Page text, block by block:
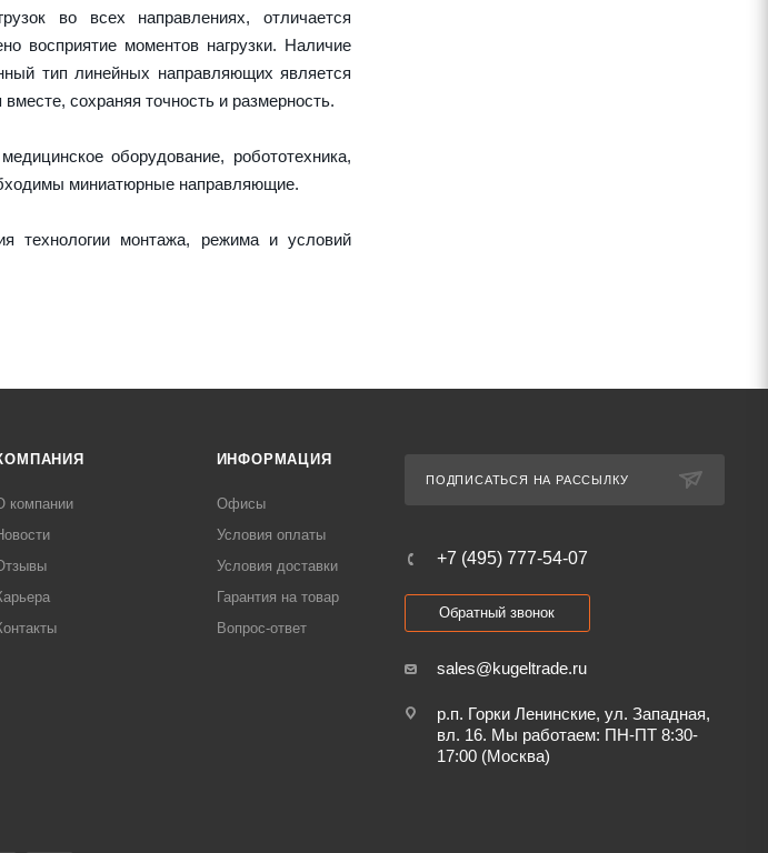
во всех направлениях, отличается
восприятие моментов нагрузки. Наличие
тип линейных направляющих является
сохраняя точность и размерность.
оборудование, робототехника,
миниатюрные направляющие.
технологии монтажа, режима и условий
компании
ИНФОРМАЦИЯ
Офисы
Условия оплаты
Условия доставки
Гарантия на товар
Вопрос-ответ
ПОДПИСАТЬСЯ НА РАССЫЛКУ
+7 (495) 777-54-07
Обратный звонок
sales@kugeltrade.ru
р.п. Горки Ленинские, ул. Западная,
вл. 16. Мы работаем: ПН-ПТ 8:30-
17:00 (Москва)